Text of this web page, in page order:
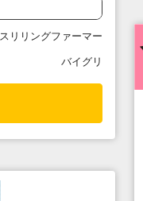
スリリングファーマー
バイグリ